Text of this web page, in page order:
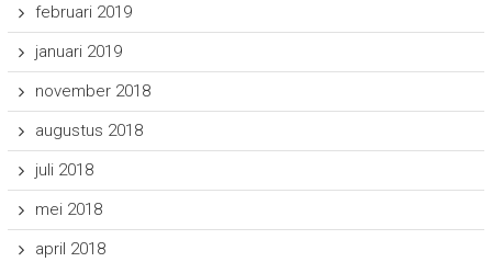
februari 2019
januari 2019
november 2018
augustus 2018
juli 2018
mei 2018
april 2018